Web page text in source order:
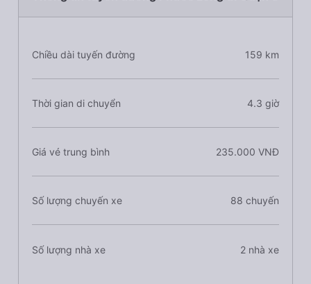
Chiều dài tuyến đường 159 km
Thời gian di chuyển 4.3 giờ
Giá vé trung bình 235.000 VNĐ
Số lượng chuyến xe 88 chuyến
Số lượng nhà xe 2 nhà xe